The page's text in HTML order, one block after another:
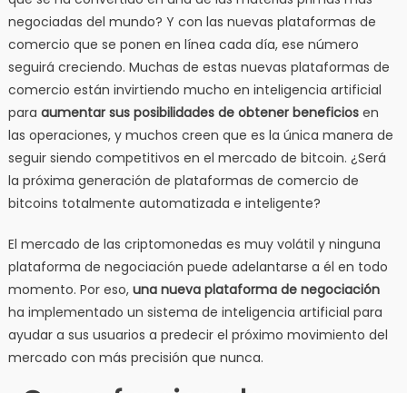
negociadas del mundo? Y con las nuevas plataformas de
comercio que se ponen en línea cada día, ese número
seguirá creciendo. Muchas de estas nuevas plataformas de
comercio están invirtiendo mucho en inteligencia artificial
para aumentar sus posibilidades de obtener beneficios en
las operaciones, y muchos creen que es la única manera de
seguir siendo competitivos en el mercado de bitcoin. ¿Será
la próxima generación de plataformas de comercio de
bitcoins totalmente automatizada e inteligente?
El mercado de las criptomonedas es muy volátil y ninguna
plataforma de negociación puede adelantarse a él en todo
momento. Por eso, una nueva plataforma de negociación
ha implementado un sistema de inteligencia artificial para
ayudar a sus usuarios a predecir el próximo movimiento del
mercado con más precisión que nunca.